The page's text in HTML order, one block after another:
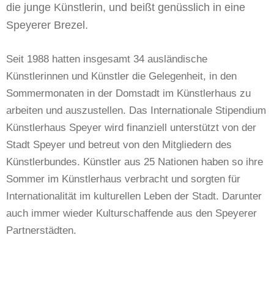
die junge Künstlerin, und beißt genüsslich in eine
Speyerer Brezel.
Seit 1988 hatten insgesamt 34 ausländische
Künstlerinnen und Künstler die Gelegenheit, in den
Sommermonaten in der Domstadt im Künstlerhaus zu
arbeiten und auszustellen. Das Internationale Stipendium
Künstlerhaus Speyer wird finanziell unterstützt von der
Stadt Speyer und betreut von den Mitgliedern des
Künstlerbundes. Künstler aus 25 Nationen haben so ihre
Sommer im Künstlerhaus verbracht und sorgten für
Internationalität im kulturellen Leben der Stadt. Darunter
auch immer wieder Kulturschaffende aus den Speyerer
Partnerstädten.